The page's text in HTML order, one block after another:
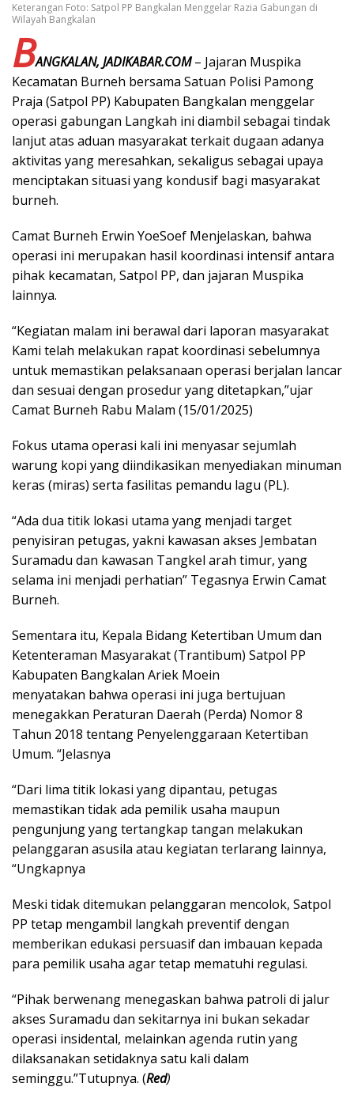
Keterangan Foto: Satpol PP Bangkalan Menggelar Razia Gabungan di
Wilayah Bangkalan
BANGKALAN, JADIKABAR.COM– Jajaran Muspika
Kecamatan Burneh bersama Satuan Polisi Pamong
Praja (Satpol PP) Kabupaten Bangkalan menggelar
operasi gabungan Langkah ini diambil sebagai tindak
lanjut atas aduan masyarakat terkait dugaan adanya
aktivitas yang meresahkan, sekaligus sebagai upaya
menciptakan situasi yang kondusif bagi masyarakat
burneh.
Camat Burneh Erwin YoeSoef Menjelaskan, bahwa
operasi ini merupakan hasil koordinasi intensif antara
pihak kecamatan, Satpol PP, dan jajaran Muspika
lainnya.
“Kegiatan malam ini berawal dari laporan masyarakat
Kami telah melakukan rapat koordinasi sebelumnya
untuk memastikan pelaksanaan operasi berjalan lancar
dan sesuai dengan prosedur yang ditetapkan,”ujar
Camat Burneh Rabu Malam (15/01/2025)
Fokus utama operasi kali ini menyasar sejumlah
warung kopi yang diindikasikan menyediakan minuman
keras (miras) serta fasilitas pemandu lagu (PL).
“Ada dua titik lokasi utama yang menjadi target
penyisiran petugas, yakni kawasan akses Jembatan
Suramadu dan kawasan Tangkel arah timur, yang
selama ini menjadi perhatian” Tegasnya Erwin Camat
Burneh.
Sementara itu, Kepala Bidang Ketertiban Umum dan
Ketenteraman Masyarakat (Trantibum) Satpol PP
Kabupaten Bangkalan Ariek Moein
menyatakan bahwa operasi ini juga bertujuan
menegakkan Peraturan Daerah (Perda) Nomor 8
Tahun 2018 tentang Penyelenggaraan Ketertiban
Umum. “Jelasnya
“Dari lima titik lokasi yang dipantau, petugas
memastikan tidak ada pemilik usaha maupun
pengunjung yang tertangkap tangan melakukan
pelanggaran asusila atau kegiatan terlarang lainnya,
“Ungkapnya
Meski tidak ditemukan pelanggaran mencolok, Satpol
PP tetap mengambil langkah preventif dengan
memberikan edukasi persuasif dan imbauan kepada
para pemilik usaha agar tetap mematuhi regulasi.
“Pihak berwenang menegaskan bahwa patroli di jalur
akses Suramadu dan sekitarnya ini bukan sekadar
operasi insidental, melainkan agenda rutin yang
dilaksanakan setidaknya satu kali dalam
seminggu.”Tutupnya. (Red)